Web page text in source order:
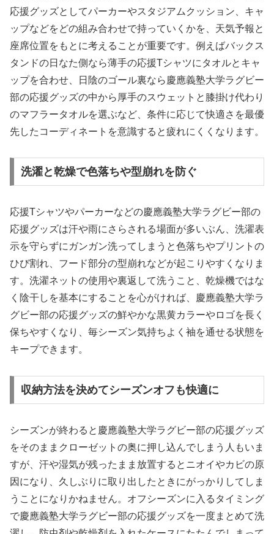
応援グッズとしてパーカーやスタジアムクッション、キャ
ップなどをどの組み合わせで持っていくかを、天気予報と
座席位置をもとに考えることが重要です。例えばバックス
タンドの日なた側なら薄手の応援Tシャツにタオルとキャ
ップを合わせ、日陰のゴール裏なら慶應義塾大学ラグビー
部の応援グッズの中から厚手のスウェットと膝掛け代わり
のマフラータオルを選ぶなど、条件に応じて快適さを最優
先したコーディネートを意識すると疲れにくくなります。
洗濯と乾燥で色落ちや型崩れを防ぐ
応援Tシャツやパーカーなどの慶應義塾大学ラグビー部の
応援グッズは汗や雨にさらされる場面が多いぶん、洗濯表
示を守らずにガンガン洗ってしまうと色落ちやプリントの
ひび割れ、フード部分の型崩れなどが起こりやすくなりま
す。洗濯ネットの使用や裏返して洗うこと、乾燥機ではな
く陰干しを基本にすることを心がければ、慶應義塾大学ラ
グビー部の応援グッズの鮮やかな黒黄カラーやロゴを長く
保ちやすくなり、毎シーズン気持ちよく袖を通せる状態を
キープできます。
収納方法を決めてシーズンオフも快適に
シーズンが終わると慶應義塾大学ラグビー部の応援グッズ
をそのままクローゼットの奥に押し込んでしまう人もいま
すが、汗や湿気が残ったまま放置するとニオイやカビの原
因になり、久しぶりに取り出したときにがっかりしてしま
うことになりかねません。オフシーズンに入るタイミング
で慶應義塾大学ラグビー部の応援グッズを一度まとめて洗